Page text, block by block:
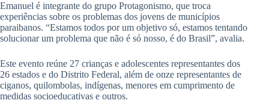
Emanuel é integrante do grupo Protagonismo, que troca
experiências sobre os problemas dos jovens de municípios
paraibanos. “Estamos todos por um objetivo só, estamos tentando
solucionar um problema que não é só nosso, é do Brasil”, avalia.
Este evento reúne 27 crianças e adolescentes representantes dos
26 estados e do Distrito Federal, além de onze representantes de
ciganos, quilombolas, indígenas, menores em cumprimento de
medidas socioeducativas e outros.